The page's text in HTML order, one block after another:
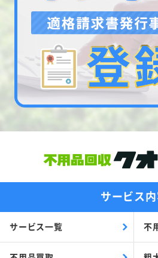
サービス
サービス一覧 不